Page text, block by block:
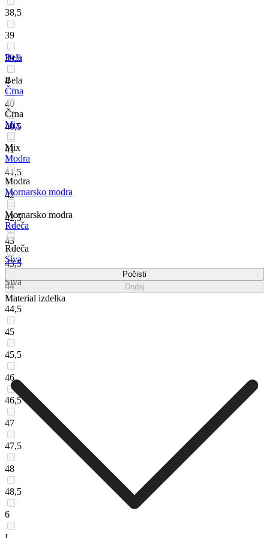
38,5
39
39,5
4
40
40,5
41
41,5
42
42,5
43
43,5
44
44,5
45
45,5
46
46,5
47
47,5
48
48,5
6
Bela
Bela
Črna
Črna
Mix
Mix
Modra
Modra
Mornarsko modra
Mornarsko modra
Rdeča
Rdeča
Siva
Siva
Počisti
Dodaj
Material izdelka